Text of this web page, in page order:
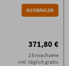
AUSWÄHLEN
371,80 €
2 Erwachsene
inkl. täglich gratis